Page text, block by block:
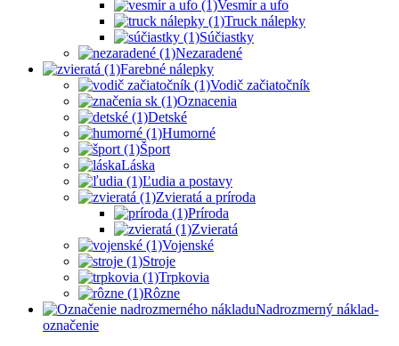
Vesmír a ufo
Truck nálepky
Súčiastky
Nezaradené
Farebné nálepky
Vodič začiatočník
Oznacenia
Detské
Humorné
Šport
Láska
Ľudia a postavy
Zvieratá a príroda
Príroda
Zvieratá
Vojenské
Stroje
Trpkovia
Rôzne
Nadrozmerný náklad-
označenie